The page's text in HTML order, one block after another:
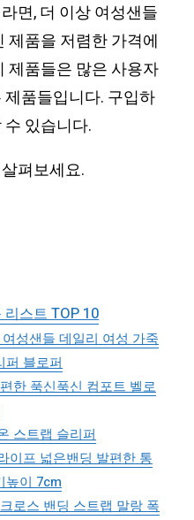
면, 더 이상 여성샌들
제품을 저렴한 가격에
제품들은 많은 사용자
품들입니다. 구입하
있습니다.
펴보세요.
스트 TOP 10
여성샌들 데일리 여성 가죽
퍼 블로퍼
한 푹신푹신 컴포트 벨로
스트랩 슬리퍼
이프 넓은밴딩 발편한 통
높이 7cm
로스 밴딩 스트랩 말랑 폭